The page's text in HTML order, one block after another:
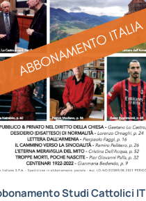
Studi Cattolici IT